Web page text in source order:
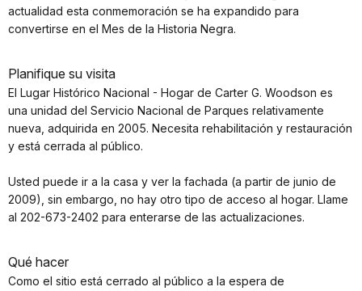
actualidad esta conmemoración se ha expandido para
convertirse en el Mes de la Historia Negra.
Planifique su visita
El Lugar Histórico Nacional - Hogar de Carter G. Woodson es
una unidad del Servicio Nacional de Parques relativamente
nueva, adquirida en 2005. Necesita rehabilitación y restauración
y está cerrada al público.
Usted puede ir a la casa y ver la fachada (a partir de junio de
2009), sin embargo, no hay otro tipo de acceso al hogar. Llame
al 202-673-2402 para enterarse de las actualizaciones.
Qué hacer
Como el sitio está cerrado al público a la espera de